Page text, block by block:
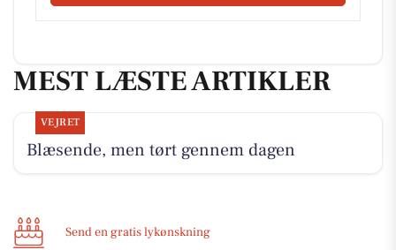
MEST LÆSTE ARTIKLER
VEJRET
Blæsende, men tørt gennem dagen
Send en gratis lykønskning